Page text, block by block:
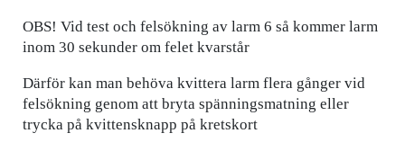
OBS! Vid test och felsökning av larm 6 så kommer larm
inom 30 sekunder om felet kvarstår
Därför kan man behöva kvittera larm flera gånger vid
felsökning genom att bryta spänningsmatning eller
trycka på kvittensknapp på kretskort